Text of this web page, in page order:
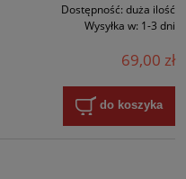
Dostępność: duża ilość
Wysyłka w: 1-3 dni
69,00 zł
do koszyka